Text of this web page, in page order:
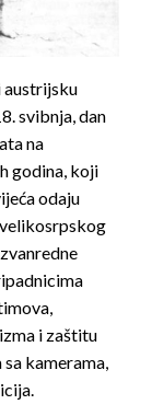
austrijsku
svibnja, dan
na
godina, koji
odaju
i zaštitu
kamerama,